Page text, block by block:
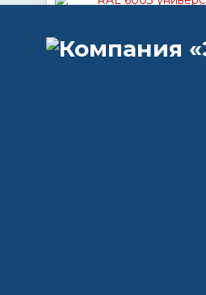
RAL 6003
аэрозольная краска